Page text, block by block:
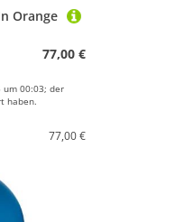
Orange
77,00 €
00:03; der
haben.
77,00 €